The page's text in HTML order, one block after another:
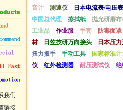
音计
测速仪 日本电流表/电压表
中国总代理
擦拭纸 抛光研磨
工业品
作业服 手套 防毒面罩
材
日笠技研万向接头 日本压
扭力扳手
手动工具 国家标准
仪
红外检测器 耐压测试仪